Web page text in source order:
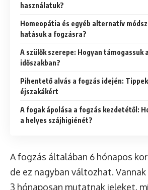
használatuk?
Homeopátia és egyéb alternatív
hatásuk a fogzásra?
A szülők szerepe: Hogyan támogassuk
időszakban?
Pihentető alvás a fogzás idején:
éjszakákért
A fogak ápolása a fogzás kezdetétől:
a helyes szájhigiénét?
A fogzás általában 6 hónapos
de ez nagyban változhat. Vannak
3 hónaposan mutatnak jeleket,